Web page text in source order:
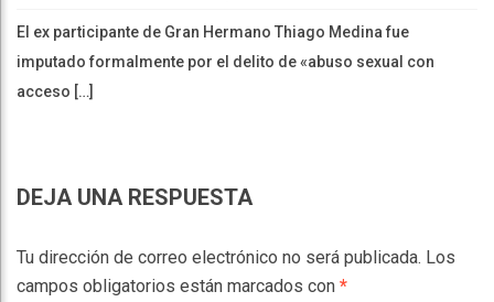
El ex participante de Gran Hermano Thiago Medina fue
imputado formalmente por el delito de «abuso sexual con
acceso […]
DEJA UNA RESPUESTA
Tu dirección de correo electrónico no será publicada. Los
campos obligatorios están marcados con *